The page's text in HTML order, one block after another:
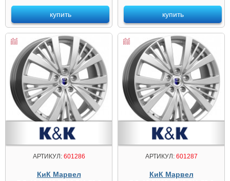
купить купить
АРТИКУЛ:601286
КиК Марвел
АРТИКУЛ:601287
КиК Марвел